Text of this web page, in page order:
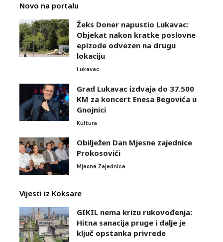
Novo na portalu
Žeks Doner napustio Lukavac:
Objekat nakon kratke poslovne
epizode odvezen na drugu
lokaciju
Lukavac
Grad Lukavac izdvaja do 37.500
KM za koncert Enesa Begovića u
Gnojnici
Kultura
Obilježen Dan Mjesne zajednice
Prokosovići
Mjesne Zajednice
Vijesti iz Koksare
GIKIL nema krizu rukovođenja:
Hitna sanacija pruge i dalje je
ključ opstanka privrede